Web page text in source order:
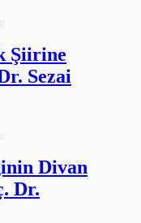
Şiirine
Sezai
Divan
Dr.